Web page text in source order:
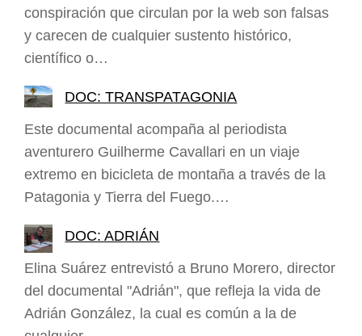
conspiración que circulan por la web son falsas
y carecen de cualquier sustento histórico,
científico o…
DOC: TRANSPATAGONIA
Este documental acompaña al periodista
aventurero Guilherme Cavallari en un viaje
extremo en bicicleta de montaña a través de la
Patagonia y Tierra del Fuego.…
DOC: ADRIÁN
Elina Suárez entrevistó a Bruno Morero, director
del documental "Adrián", que refleja la vida de
Adrián González, la cual es común a la de